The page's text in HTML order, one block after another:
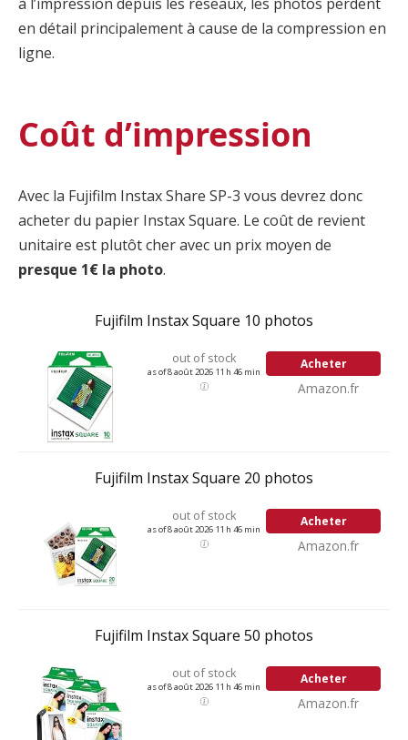
en détail principalement à cause de la compression en
ligne.
Coût d’impression
Avec la Fujifilm Instax Share SP-3 vous devrez donc
acheter du papier Instax Square. Le coût de revient
unitaire est plutôt cher avec un prix moyen de
presque 1€ la photo.
Fujifilm Instax Square 10 photos
out of stock
as of 8 août 2026 11 h 46 min
Acheter
Amazon.fr
Fujifilm Instax Square 20 photos
out of stock
as of 8 août 2026 11 h 46 min
Acheter
Amazon.fr
Fujifilm Instax Square 50 photos
out of stock
as of 8 août 2026 11 h 46 min
Acheter
Amazon.fr